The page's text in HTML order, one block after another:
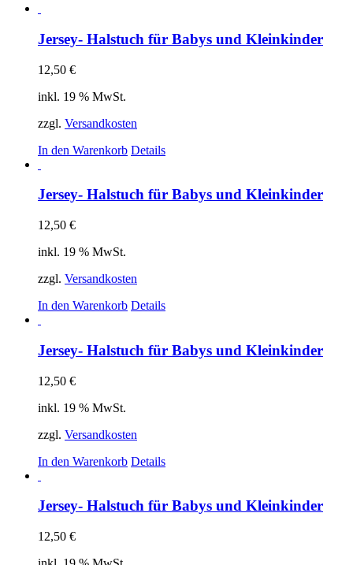
Jersey- Halstuch für Babys und Kleinkinder
12,50 €
inkl. 19 % MwSt.
zzgl. Versandkosten
In den Warenkorb Details
Jersey- Halstuch für Babys und Kleinkinder
12,50 €
inkl. 19 % MwSt.
zzgl. Versandkosten
In den Warenkorb Details
Jersey- Halstuch für Babys und Kleinkinder
12,50 €
inkl. 19 % MwSt.
zzgl. Versandkosten
In den Warenkorb Details
Jersey- Halstuch für Babys und Kleinkinder
12,50 €